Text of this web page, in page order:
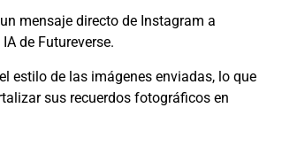
mensaje directo de Instagram a
de Futureverse.
estilo de las imágenes enviadas, lo que
sus recuerdos fotográficos en